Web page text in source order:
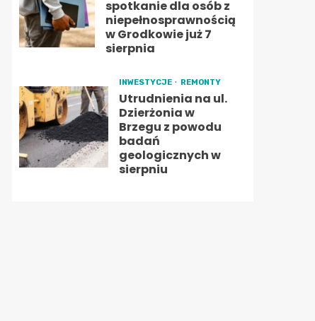
spotkanie dla osób z
niepełnosprawnością
w Grodkowie już 7
sierpnia
INWESTYCJE REMONTY
Utrudnienia na ul.
Dzierżonia w
Brzegu z powodu
badań
geologicznych w
sierpniu